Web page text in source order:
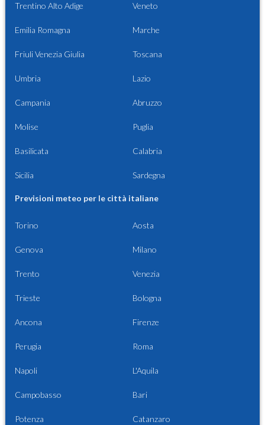
Trentino Alto Adige Veneto
Emilia Romagna Marche
Friuli Venezia Giulia Toscana
Umbria Lazio
Campania Abruzzo
Molise Puglia
Basilicata Calabria
Sicilia Sardegna
Previsioni meteo per le città italiane
Torino Aosta
Genova Milano
Trento Venezia
Trieste Bologna
Ancona Firenze
Perugia Roma
Napoli L'Aquila
Campobasso Bari
Potenza Catanzaro